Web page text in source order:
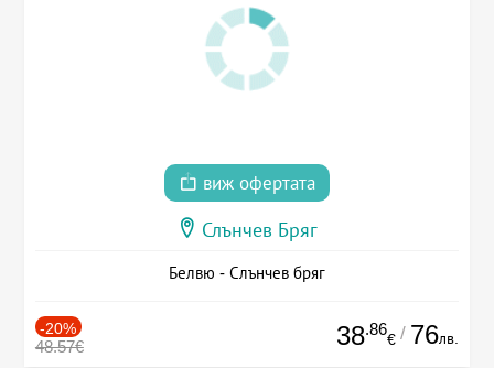
виж офертата
Слънчев Бряг
Белвю - Слънчев бряг
-20%
48.57€ 38.86
€ / 76лв.